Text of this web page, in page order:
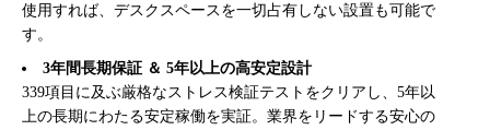
使用すれば、デスクスペースを一切占有しない設置も可能で
す。
3年間長期保証 ＆ 5年以上の高安定設計
339項目に及ぶ厳格なストレス検証テストをクリアし、5年以
上の長期にわたる安定稼働を実証。業界をリードする安心の